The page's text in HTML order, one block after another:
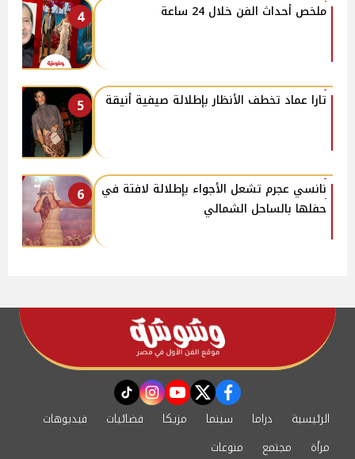
4 ملخص أحداث الفن خلال 24 ساعة
5 تارا عماد تخطف الأنظار بإطلالة صيفية أنيقة
6
نانسي عجرم تشعل الأجواء بإطلالة لافتة في
حفلها بالساحل الشمالي
facebook
twitter
youtube
instagram
tiktok
الرئيسية دراما سينما مزيكا فضائيات
فيديوهات
مرأة
مجتمع منوعات